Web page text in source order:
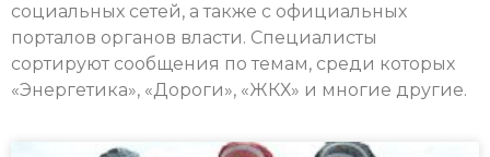
социальных сетей, а также с официальных
порталов органов власти. Специалисты
сортируют сообщения по темам, среди которых
«Энергетика», «Дороги», «ЖКХ» и многие другие.